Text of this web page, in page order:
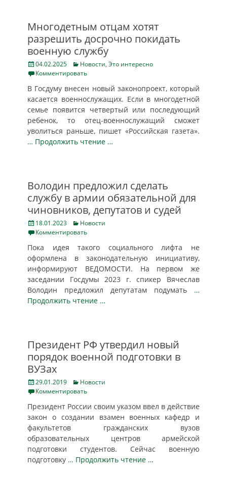
Многодетным отцам хотят
разрешить досрочно покидать
военную службу
Posted
on
04.02.2025 Categories
Новости, Это интересно
Комментировать
В Госдуму внесен новый законопроект, который
касается военнослужащих. Если в многодетной
семье появится четвертый или последующий
ребенок, то отец-военнослужащий сможет
уволиться раньше, пишет «Российская газета».
… Продолжить чтение …
Володин предложил сделать
службу в армии обязательной для
чиновников, депутатов и судей
Posted
on
18.01.2023 Categories
Новости
Комментировать
Пока идея такого социального лифта не
оформлена в законодательную инициативу,
информируют ВЕДОМОСТИ. На первом же
заседании Госдумы 2023 г. спикер Вячеслав
Володин предложил депутатам подумать …
Продолжить чтение …
Президент РФ утвердил новый
порядок военной подготовки в
ВУЗах
Posted
on
29.01.2019 Categories
Новости
Комментировать
Президент России своим указом ввел в действие
закон о создании взамен военных кафедр и
факультетов гражданских вузов
образовательных центров армейской
подготовки студентов. Сейчас военную
подготовку … Продолжить чтение …